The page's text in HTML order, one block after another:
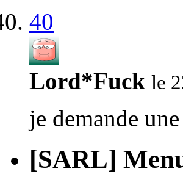
40
Lord*Fuck le
je demande
[SARL]